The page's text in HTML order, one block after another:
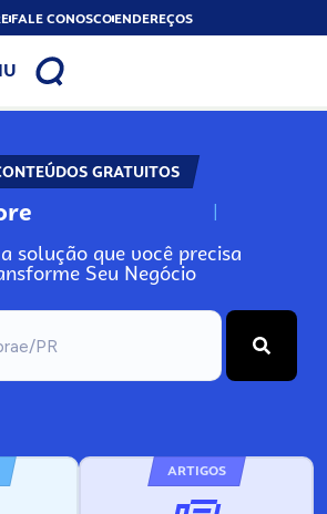
FALE CONOSCOENDEREÇOS
GRATUITOS
N
solução que você precisa
Seu Negócio
ARTIGOS